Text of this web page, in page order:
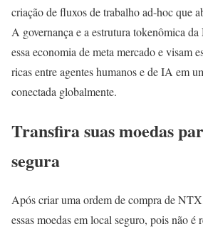
criação de fluxos de trabalho ad-hoc que
A governança e a estrutura tokenômica
essa economia de meta mercado e visam
ricas entre agentes humanos e de IA em
conectada globalmente.
Transfira suas moedas
segura
Após criar uma ordem de compra de
essas moedas em local seguro, pois não é